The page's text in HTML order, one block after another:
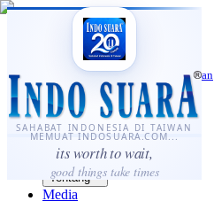
SAHABAT INDONESIA DI TAIWAN
MEMUAT INDOSUARA.COM...
its worth to wait,
good things take times
·...
⌘K
Sahabat Indonesia di Taiwan
Berita
Layanan
Komunitas
Panduan
Tentang
Media